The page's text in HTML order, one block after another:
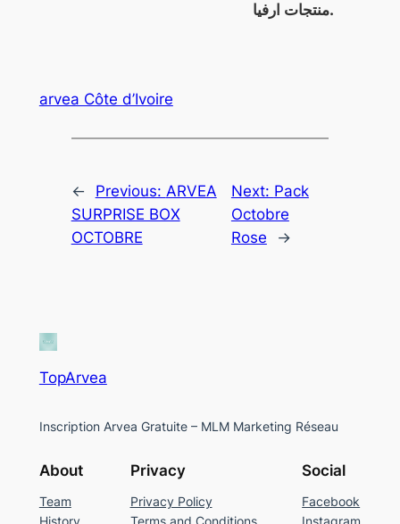
منتجات ارفيا.
arvea Côte d’Ivoire
← Previous: ARVEA
SURPRISE BOX
OCTOBRE
Next: Pack
Octobre
Rose
→
TopArvea
Inscription Arvea Gratuite – MLM Marketing Réseau
About
Team
Privacy
Privacy Policy
Social
Facebook